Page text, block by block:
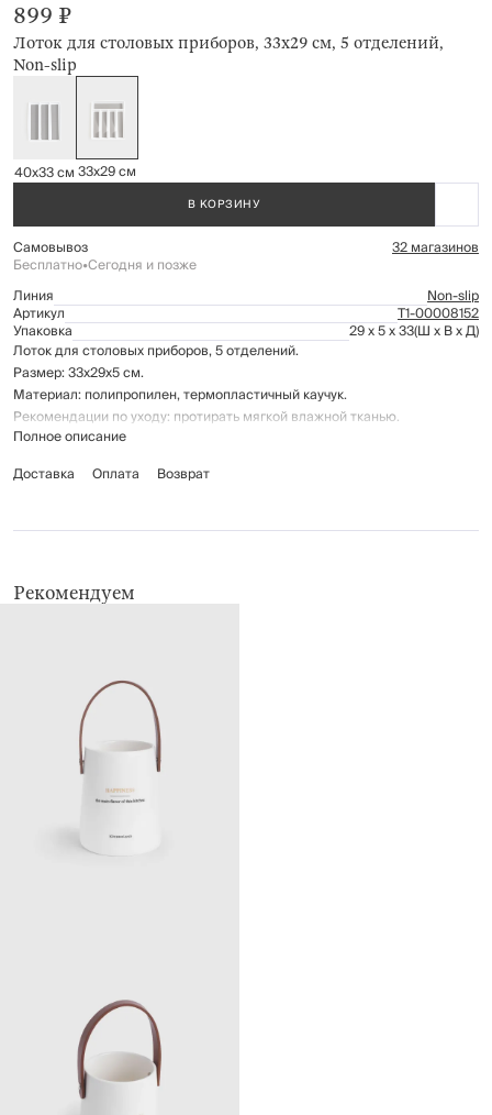
Лоток для столовых приборов, 33х29 см, 5 отделений,
Non-slip
899 ₽
40х33 см33х29 см
В КОРЗИНУ
Самовывоз 32 магазинов
Бесплатно•Сегодня и позже
Линия
Non-slip
Артикул Т1-00008152
Упаковка 29 x 5 x 33(Ш x В x Д)
Лоток для столовых приборов, 5 отделений.
Размер: 33х29х5 см.
Материал: полипропилен, термопластичный каучук.
Рекомендации по уходу: протирать мягкой влажной тканью.
Полное описание
Доставка
Оплата Возврат
Рекомендуем